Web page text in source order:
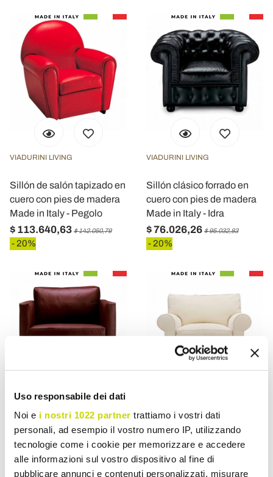
Uso responsabile dei dati
Noi e i nostri 1022 partner trattiamo i vostri dati
personali, ad esempio il vostro numero IP, utilizzando
tecnologie come i cookie per memorizzare e accedere
alle informazioni sul vostro dispositivo al fine di
pubblicare annunci e contenuti personalizzati, misurare
VIADURINI LIVING
Sillón de salón tapizado en
cuero con pies de madera
Made in Italy - Pegolo
$ 113.640,63 $ 142.050,79
- 20%
VIADURINI LIVING
Sillón clásico forrado en
cuero con pies de madera
Made in Italy - Idra
$ 76.026,26 $ 95.032,83
- 20%
VIADURINI LIVING
Sillón Lounge tapizado y
tapizado en cuero Made in
Italy - Centauro
VIADURINI LIVING
Sillón de salón clásico
tapizado en tela Made in
Italy - Andromeda